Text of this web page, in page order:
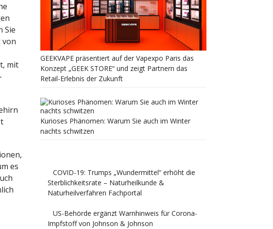
Sie
von
mit
es
GEEKVAPE präsentiert auf der Vapexpo Paris das
Konzept „GEEK STORE“ und zeigt Partnern das
Retail-Erlebnis der Zukunft
Kurioses Phänomen: Warum Sie auch im Winter
nachts schwitzen
COVID-19: Trumps „Wundermittel“ erhöht die
Sterblichkeitsrate – Naturheilkunde &
Naturheilverfahren Fachportal
US-Behörde ergänzt Warnhinweis für Corona-
Impfstoff von Johnson & Johnson